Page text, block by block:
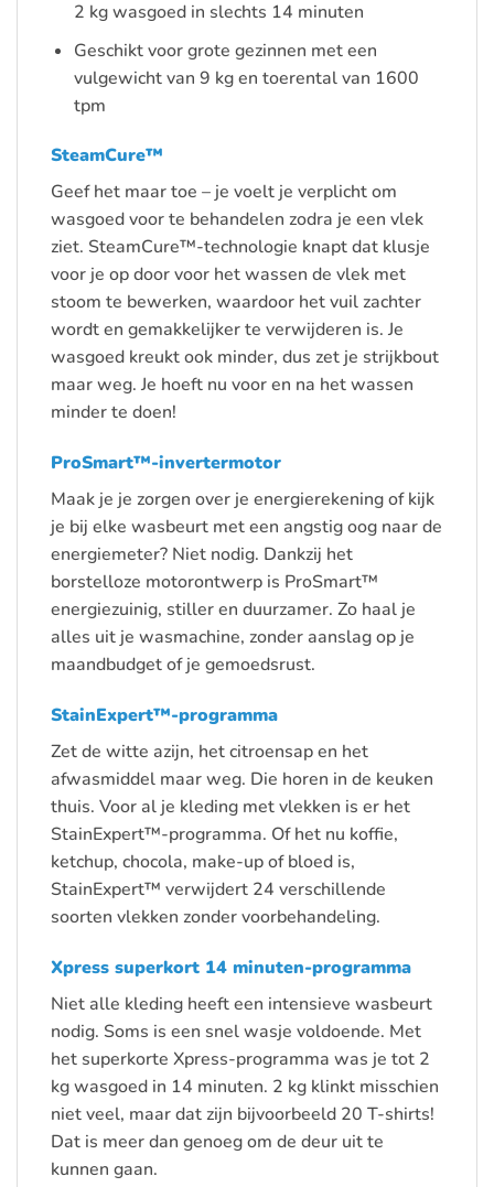
2 kg wasgoed in slechts 14 minuten
Geschikt voor grote gezinnen met een
vulgewicht van 9 kg en toerental van 1600
tpm
SteamCure™
Geef het maar toe – je voelt je verplicht om
wasgoed voor te behandelen zodra je een vlek
ziet. SteamCure™-technologie knapt dat klusje
voor je op door voor het wassen de vlek met
stoom te bewerken, waardoor het vuil zachter
wordt en gemakkelijker te verwijderen is. Je
wasgoed kreukt ook minder, dus zet je strijkbout
maar weg. Je hoeft nu voor en na het wassen
minder te doen!
ProSmart™-invertermotor
Maak je je zorgen over je energierekening of kijk
je bij elke wasbeurt met een angstig oog naar de
energiemeter? Niet nodig. Dankzij het
borstelloze motorontwerp is ProSmart™
energiezuinig, stiller en duurzamer. Zo haal je
alles uit je wasmachine, zonder aanslag op je
maandbudget of je gemoedsrust.
StainExpert™-programma
Zet de witte azijn, het citroensap en het
afwasmiddel maar weg. Die horen in de keuken
thuis. Voor al je kleding met vlekken is er het
StainExpert™-programma. Of het nu koffie,
ketchup, chocola, make-up of bloed is,
StainExpert™ verwijdert 24 verschillende
soorten vlekken zonder voorbehandeling.
Xpress superkort 14 minuten-programma
Niet alle kleding heeft een intensieve wasbeurt
nodig. Soms is een snel wasje voldoende. Met
het superkorte Xpress-programma was je tot 2
kg wasgoed in 14 minuten. 2 kg klinkt misschien
niet veel, maar dat zijn bijvoorbeeld 20 T-shirts!
Dat is meer dan genoeg om de deur uit te
kunnen gaan.